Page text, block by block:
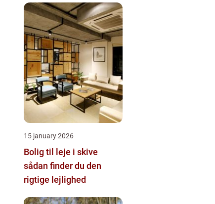
15 january 2026
Bolig til leje i skive
sådan finder du den
rigtige lejlighed